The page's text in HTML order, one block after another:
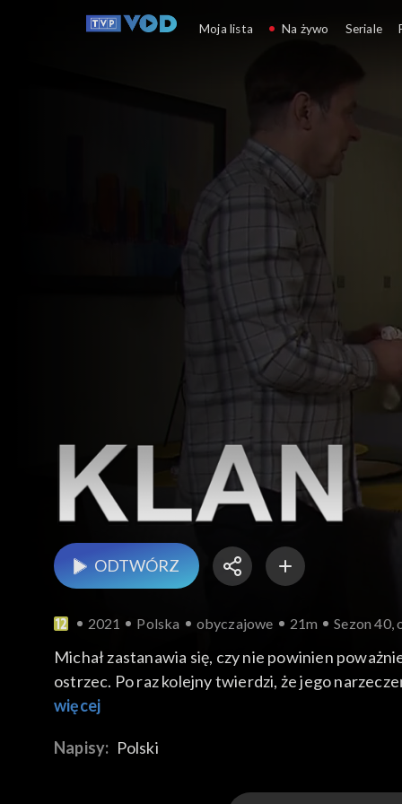
Klan
ODTWÓRZ
2021 Polska obyczajowe 21m Sezon 40,
Michał zastanawia się, czy nie powinien
ostrzec. Po raz kolejny twierdzi, że jego
ma jeszcze złudzenia, że mimo niezapłaconej
więcej
Napisy: Polski
Moja lista Na żywo Seriale